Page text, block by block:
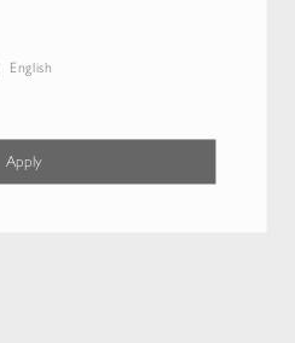
English
Apply